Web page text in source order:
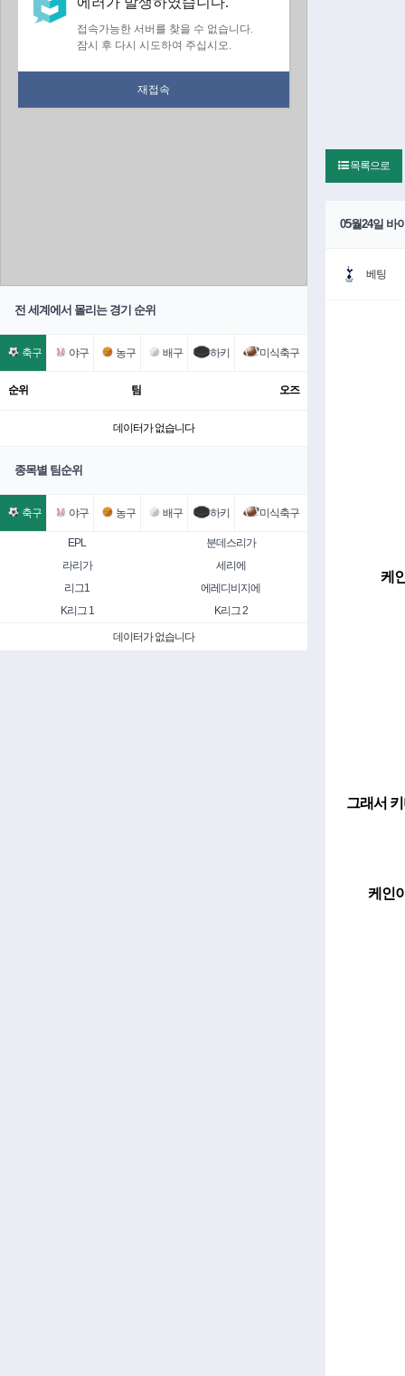
전 세계에서 몰리는 경기 순위
축구 야구 농구 배구 하키 미식축구
순위 팀 오즈
데이터가 없습니다
종목별 팀순위
축구 야구 농구 배구 하키 미식축구
EPL
분데스리가
라리가
세리에
리그1
에레디비지에
K리그 1
K리그 2
데이터가 없습니다
목록으로
05월24일 바
베팅
케
그래서
케인